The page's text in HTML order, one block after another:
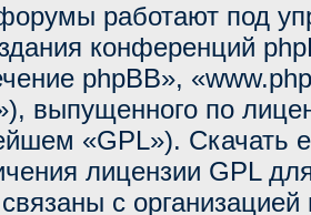
работают под
конференций
phpBB»,
выпущенного по
«GPL»). Скачать
лицензии GPL
связаны с